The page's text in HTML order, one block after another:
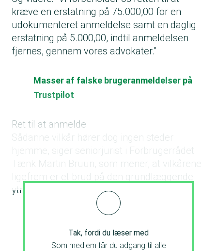
kræve en erstatning på 75.000,00 for en
udokumenteret anmeldelse samt en daglig
erstatning på 5.000,00, indtil anmeldelsen
fjernes, gennem vores advokater.”
Masser af falske brugeranmeldelser på
Trustpilot
Ret til at anmelde
hjemme, siger seniorjurist i Forbrugerrådet
Tænk Martin Bruun, som mener, at vilkårene
ligefrem er et brud på den grundlæggende
ytringsfrihed.
Tak, fordi du læser med
Som medlem får du adgang til alle